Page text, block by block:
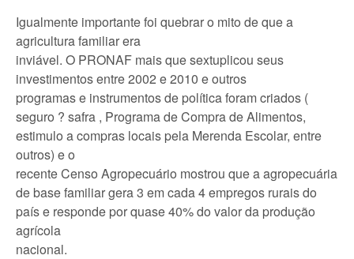
Igualmente importante foi quebrar o mito de que a
agricultura familiar era
inviável. O PRONAF mais que sextuplicou seus
investimentos entre 2002 e 2010 e outros
programas e instrumentos de política foram criados (
seguro ? safra , Programa de Compra de Alimentos,
estimulo a compras locais pela Merenda Escolar, entre
outros) e o
recente Censo Agropecuário mostrou que a agropecuária
de base familiar gera 3 em cada 4 empregos rurais do
país e responde por quase 40% do valor da produção
agrícola
nacional.